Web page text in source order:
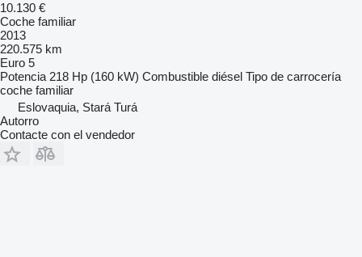
10.130 €
Coche familiar
2013
220.575 km
Euro 5
Potencia 218 Hp (160 kW) Combustible diésel Tipo de carrocería
coche familiar
Eslovaquia, Stará Turá
Autorro
Contacte con el vendedor